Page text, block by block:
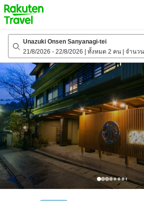
to
top
page
Unazuki Onsen Sanyanagi-tei
21/8/2026 - 22/8/2026 ทั้งหมด 2 คน จำนว